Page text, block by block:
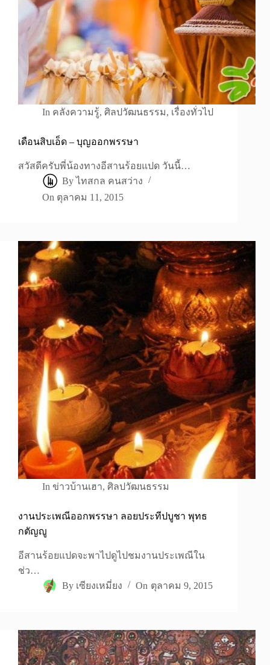
In คลังความรู้,ศิลปวัฒนธรรม, เรื่องทั่วไป
เดือนสิบเอ็ด – บุญออกพรรษา
สวัสดีครับพี่น้องทางอีสานร้อยแปด วันนี้…
By ไทสกล คนสว่าง
On ตุลาคม 11, 2015
In ข่าวบ้านเฮา,ศิลปวัฒนธรรม
งานประเพณีออกพรรษา ลอยประทีปบูชา พุทธ
กตัญญู
อีสานร้อยแปดจะพาไปดูไปชมงานประเพณีใน
ช่ว…
By เซียงเหมี่ยง On ตุลาคม 9, 2015